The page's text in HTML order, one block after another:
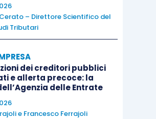
– Direttore Scientifico del
Tributari
dei creditori pubblici
e allerta precoce: la
delle Entrate
e Francesco Ferrajoli